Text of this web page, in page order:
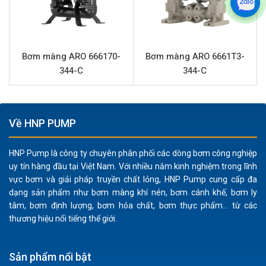
Lưu lượng và áp lực ổn định:
Lưu lượng tối đa 651
l/phút và áp suất 8.3 bar cung cấp đủ công suất cho
ổn định.
Kết nối tiêu chuẩn:
Cổng hút xả 2” với kết nối ren giúp
việc lắp đặt và tích hợp vào hệ thống hiện có trở nên
dễ dàng và nhanh chóng.
Ứng dụng sản phẩm ARO 666270-144-C
Nhờ khả năng xử lý đa dạng các loại chất lỏng từ hóa
chất ăn mòn đến thực phẩm nhạy cảm, ARO 666270-
144-C được ứng dụng rộng rãi trong nhiều ngành công
nghiệp:
Công nghiệp hóa chất:
Sơn và mực in:
Bơm màng ARO 666170-
344-C
Bơm màng ARO 6661T3-
344-C
Về HNP PUMP
HNP Pump là công ty chuyên phân phối các dòng bơm công nghiệp
uy tín hàng đầu tại Việt Nam. Với nhiều năm kinh nghiệm trong lĩnh
vực bơm và giải pháp truyền chất lỏng, HNP Pump cung cấp đa
dạng sản phẩm như bơm màng khí nén, bơm cánh khế, bơm ly
tâm, bơm định lượng, bơm hóa chất, bơm thực phẩm... từ các
thương hiệu nổi tiếng thế giới.
Sản phẩm nổi bật